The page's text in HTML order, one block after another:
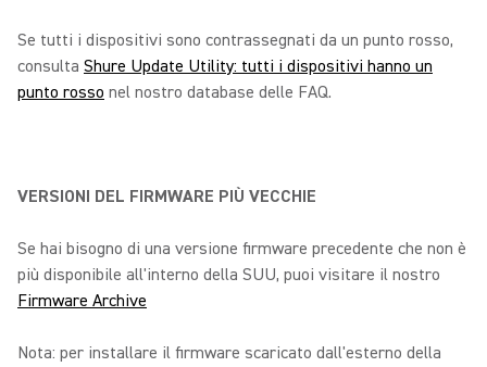
Se tutti i dispositivi sono contrassegnati da un punto rosso,
consulta Shure Update Utility: tutti i dispositivi hanno un
punto rosso nel nostro database delle FAQ.
VERSIONI DEL FIRMWARE PIÙ VECCHIE
Se hai bisogno di una versione firmware precedente che non è
più disponibile all'interno della SUU, puoi visitare il nostro
Firmware Archive
Nota: per installare il firmware scaricato dall'esterno della